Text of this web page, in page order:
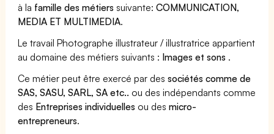
à la famille des métiers suivante:COMMUNICATION,
MEDIA ET MULTIMEDIA.
Le travail Photographe illustrateur / illustratrice appartient
au domaine des métiers suivants : Images et sons .
Ce métier peut être exercé par dessociétés comme de
SAS, SASU, SARL, SA etc.. ou des indépendants comme
des Entreprises individuelles ou desmicro-
entrepreneurs.